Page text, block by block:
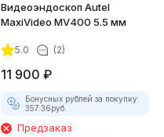
Видеоэндоскоп Autel
MaxiVideo MV400 5.5 мм
5.0 (2)
11 900 ₽
Бонусных рублей за покупку:
357.36руб.
Предзаказ